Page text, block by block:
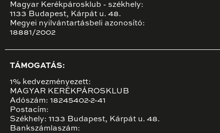
Magyar Kerékpárosklub - székhely:
1133 Budapest, Kárpát u. 48.
Megyei nyilvántartásbeli azonosító:
18881/2002
TÁMOGATÁS:
1% kedvezményezett:
MAGYAR KERÉKPÁROSKLUB
Adószám: 18245402-2-41
Postacím:
Székhely: 1133 Budapest, Kárpát u. 48.
Bankszámlaszám: